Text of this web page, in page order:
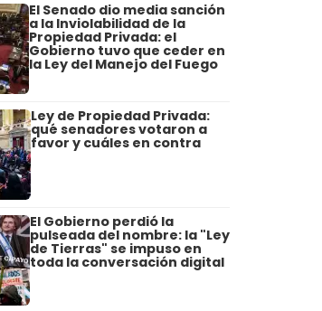
El Senado dio media sanción
a la Inviolabilidad de la
Propiedad Privada: el
Gobierno tuvo que ceder en
la Ley del Manejo del Fuego
Ley de Propiedad Privada:
qué senadores votaron a
favor y cuáles en contra
El Gobierno perdió la
pulseada del nombre: la "Ley
de Tierras" se impuso en
toda la conversación digital